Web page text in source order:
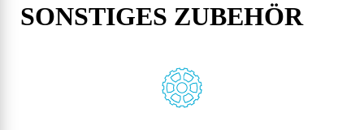
SONSTIGES ZUBEHÖR